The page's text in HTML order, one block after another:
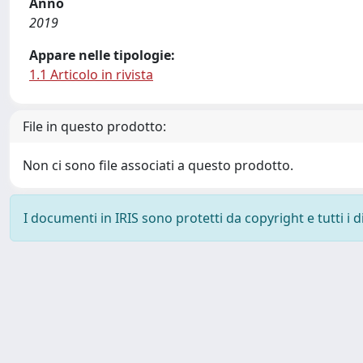
2019
Appare nelle tipologie:
1.1 Articolo in rivista
File in questo prodotto:
Non ci sono file associati a questo prodotto.
I documenti in IRIS sono protetti da copyright e tutti i